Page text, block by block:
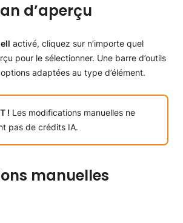
d’aperçu
activé, cliquez sur n’importe quel
pour le sélectionner. Une barre d’outils
adaptées au type d’élément.
! Les modifications manuelles ne
pas de crédits IA.
manuelles